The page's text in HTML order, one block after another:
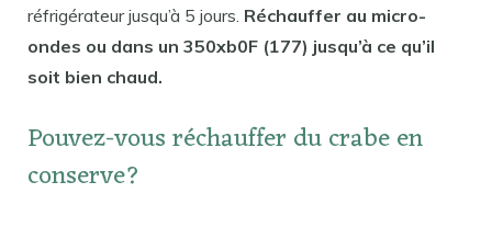
réfrigérateur jusqu’à 5 jours. Réchauffer au micro-
ondes ou dans un 350xb0F (177) jusqu’à ce qu’il
soit bien chaud.
Pouvez-vous réchauffer du crabe en
conserve?